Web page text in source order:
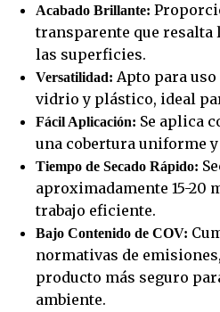
Acabado Brillante:
transparente que resalta
las superficies.
Versatilidad: Apto para
vidrio y plástico, ideal
Fácil Aplicación: Se aplica
una cobertura uniforme
Tiempo de Secado Rápido:
aproximadamente 15-20
trabajo eficiente.
Bajo Contenido de COV:
normativas de
producto más seguro
ambiente.